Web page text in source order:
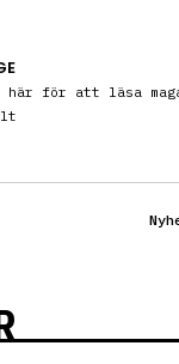
här för att läsa